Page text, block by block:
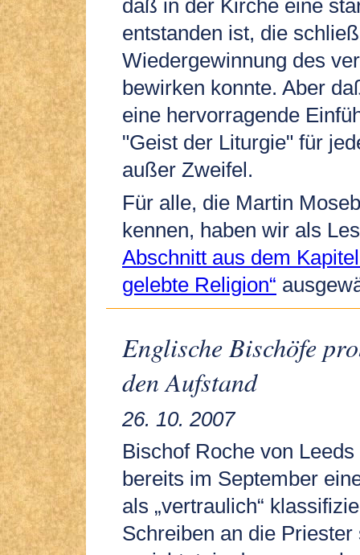
daß in der Kirche eine
entstanden ist, die
Wiedergewinnung des
bewirken konnte. Aber
eine hervorragende
"Geist der Liturgie" für
außer Zweifel.
Für alle, die Martin
kennen, haben wir als
Abschnitt aus dem
gelebte Religion“
Englische Bischöfe
den Aufstand
26. 10. 2007
Bischof Roche von Leeds
bereits im September
als „vertraulich“
Schreiben an die